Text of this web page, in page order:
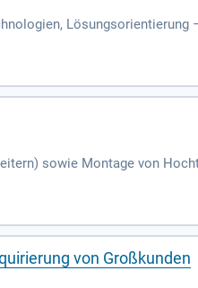
Lösungsorientierung
sowie Montage von
Dokumentation etc.).
von Großkunden